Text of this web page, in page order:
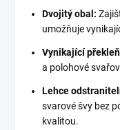
Dvojitý obal:
umožňuje
Vynikající
a polohové
Lehce
svarové švy bez
kvalitou.